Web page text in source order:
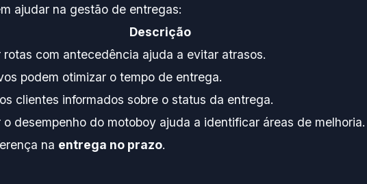
ajudar na gestão de entregas:
Descrição
rotas com antecedência ajuda a evitar atrasos.
podem otimizar o tempo de entrega.
clientes informados sobre o status da entrega.
o desempenho do motoboy ajuda a identificar áreas de melhoria.
na entrega no prazo.